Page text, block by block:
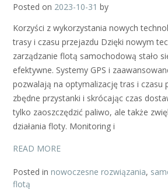
Posted on 2023-10-31 by
Korzyści z wykorzystania nowych
trasy i czasu przejazdu Dzięki nowym
zarządzanie flotą samochodową stało
efektywne. Systemy GPS i
pozwalają na optymalizację tras i czasu
zbędne przystanki i skrócając czas
tylko zaoszczędzić paliwo, ale także
działania floty. Monitoring i
READ MORE
Posted in nowoczesne rozwiązania,
flotą